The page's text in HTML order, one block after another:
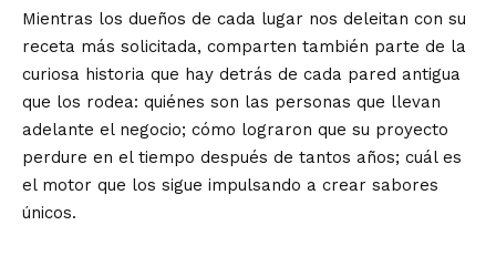
Mientras los dueños de cada lugar nos deleitan con su
receta más solicitada, comparten también parte de la
curiosa historia que hay detrás de cada pared antigua
que los rodea: quiénes son las personas que llevan
adelante el negocio; cómo lograron que su proyecto
perdure en el tiempo después de tantos años; cuál es
el motor que los sigue impulsando a crear sabores
únicos.